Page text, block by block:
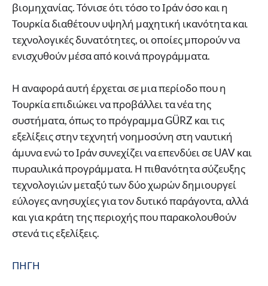
βιομηχανίας. Τόνισε ότι τόσο το Ιράν όσο και η
Τουρκία διαθέτουν υψηλή μαχητική ικανότητα και
τεχνολογικές δυνατότητες, οι οποίες μπορούν να
ενισχυθούν μέσα από κοινά προγράμματα.
Η αναφορά αυτή έρχεται σε μια περίοδο που η
Τουρκία επιδιώκει να προβάλλει τα νέα της
συστήματα, όπως το πρόγραμμα GÜRZ και τις
εξελίξεις στην τεχνητή νοημοσύνη στη ναυτική
άμυνα ενώ το Ιράν συνεχίζει να επενδύει σε UAV και
πυραυλικά προγράμματα. Η πιθανότητα σύζευξης
τεχνολογιών μεταξύ των δύο χωρών δημιουργεί
εύλογες ανησυχίες για τον δυτικό παράγοντα, αλλά
και για κράτη της περιοχής που παρακολουθούν
στενά τις εξελίξεις.
ΠΗΓΗ